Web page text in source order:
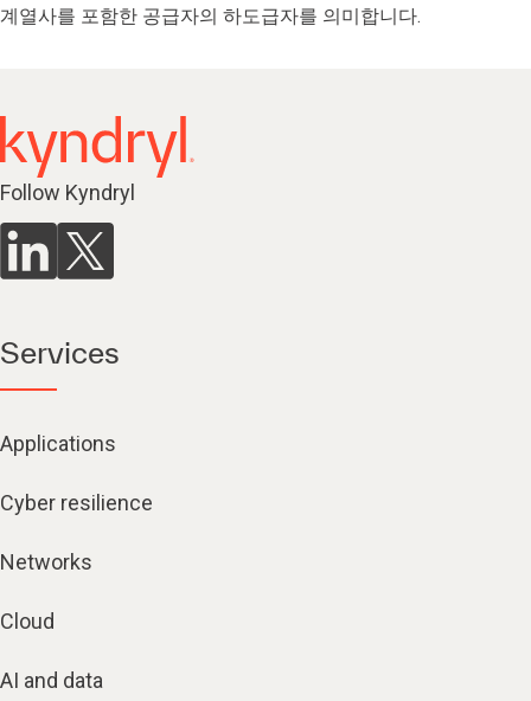
계열사를 포함한 공급자의 하도급자를 의미합니다.
Follow Kyndryl
Services
Applications
Cyber resilience
Networks
Cloud
AI and data